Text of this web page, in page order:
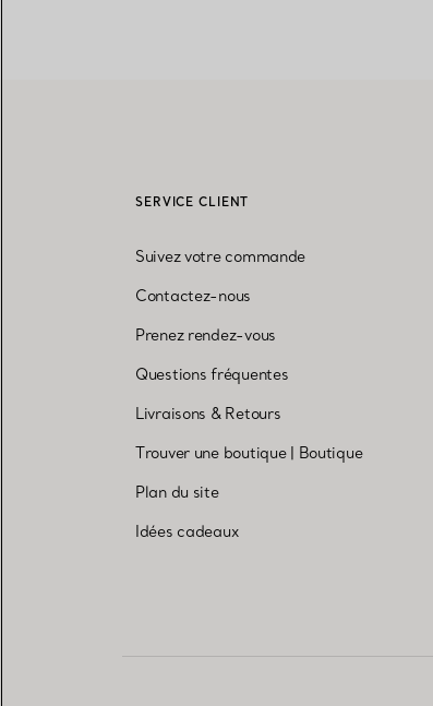
SERVICE CLIENT
Suivez votre commande
Contactez-nous
Prenez rendez-vous
Questions fréquentes
Livraisons & Retours
Trouver une boutique| Boutique
Plan du site
Idées cadeaux